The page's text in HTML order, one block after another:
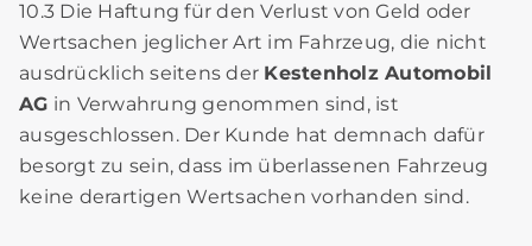
10.3 Die Haftung für den Verlust von Geld oder
Wertsachen jeglicher Art im Fahrzeug, die nicht
ausdrücklich seitens der Kestenholz Automobil
AG in Verwahrung genommen sind, ist
ausgeschlossen. Der Kunde hat demnach dafür
besorgt zu sein, dass im überlassenen Fahrzeug
keine derartigen Wertsachen vorhanden sind.